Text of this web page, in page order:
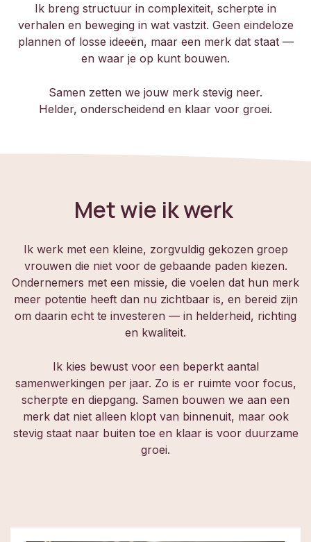
Ik breng structuur in complexiteit, scherpte in
verhalen en beweging in wat vastzit. Geen eindeloze
plannen of losse ideeën, maar een merk dat staat —
en waar je op kunt bouwen.
Samen zetten we jouw merk stevig neer.
Helder, onderscheidend en klaar voor groei.
Met wie ik werk
Ik werk met een kleine, zorgvuldig gekozen groep
vrouwen die niet voor de gebaande paden kiezen.
Ondernemers met een missie, die voelen dat hun merk
meer potentie heeft dan nu zichtbaar is, en bereid zijn
om daarin echt te investeren — in helderheid, richting
en kwaliteit.
Ik kies bewust voor een beperkt aantal
samenwerkingen per jaar. Zo is er ruimte voor focus,
scherpte en diepgang. Samen bouwen we aan een
merk dat niet alleen klopt van binnenuit, maar ook
stevig staat naar buiten toe en klaar is voor duurzame
groei.